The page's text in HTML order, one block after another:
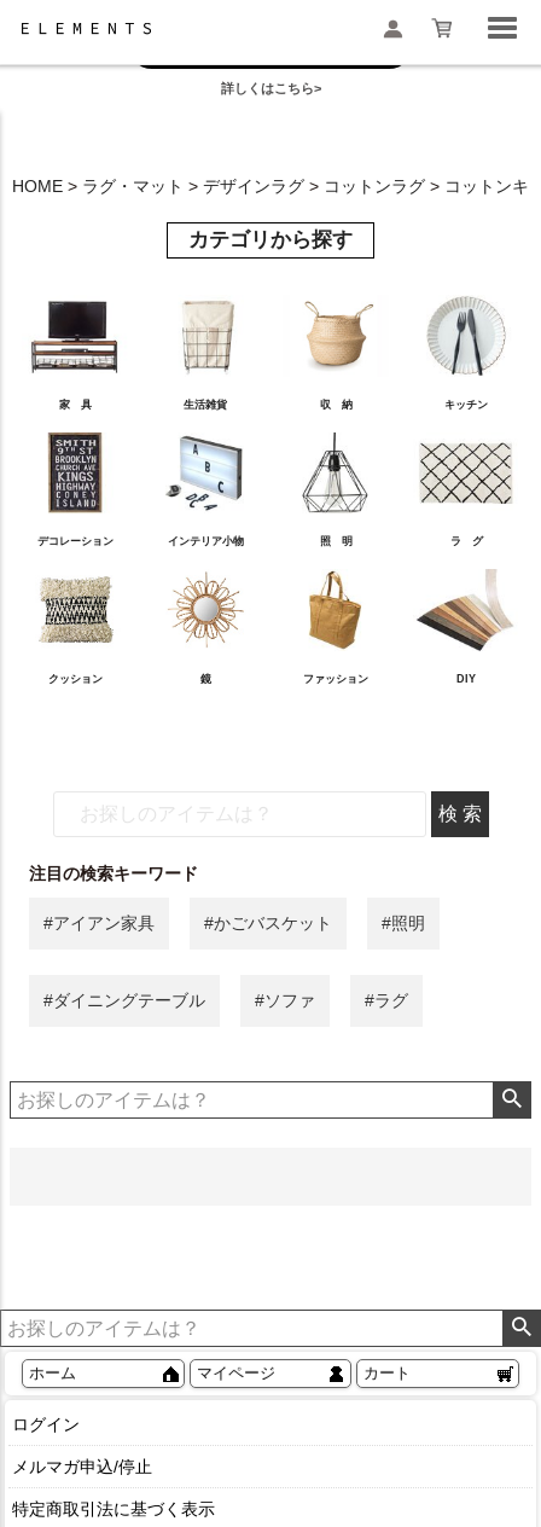
お盆の模様替えは今がおすすめ！
詳しくはこちら>
HOME ラグ・マット デザインラグ コットンラグ コットンキ
カテゴリから探す
家 具 生活雑貨 収 納 キッチン
デコレーション インテリア小物 照 明 ラ グ
クッション 鏡 ファッション DIY
注目の検索キーワード
#アイアン家具 #かごバスケット #照明
#ダイニングテーブル #ソファ #ラグ
ホーム マイページ カート
ログイン
メルマガ申込/停止
特定商取引法に基づく表示